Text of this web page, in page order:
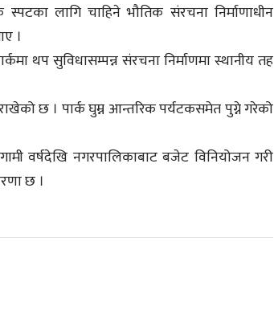
स्पटका लागि चाहिने भौतिक संरचना निर्माणाधीन
।
थप सुविधासम्पन्न संरचना निर्माणमा स्थानीय तह
छ । पार्क घुम्न आन्तरिक पर्यटकसमेत पुग्ने गरेको
वर्षदेखि नगरपालिकाबाट बजेट विनियोजन गरी
छ ।